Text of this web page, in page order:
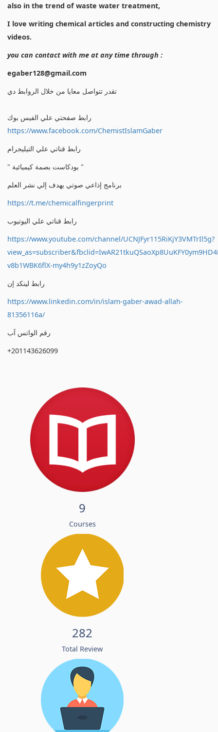
also in the trend of waste water treatment,
I love writing chemical articles and constructing chemistry
videos.
you can contact with me at any time through :
egaber128@gmail.com
تقدر تتواصل معايا من خلال الروابط دي
رابط صفحتي علي الفيس بوك
https://www.facebook.com/ChemistIslamGaber
رابط قناتي علي التيليجرام
" بودكاست بصمة كيميائية "
برنامج إذاعي صوتي يهدف إلي نشر العلم
https://t.me/chemicalfingerprint
رابط قناتي علي اليوتيوب
https://www.youtube.com/channel/UCNJFyr115RiKjY3VMTrIl5g?
v8b1WBK6flX-my4h9y1zZoyQo
رابط لينكد إن
https://www.linkedin.com/in/islam-gaber-awad-allah-
81356116a/
رقم الواتس آب
+201143626099
9
Courses
282
Total Review